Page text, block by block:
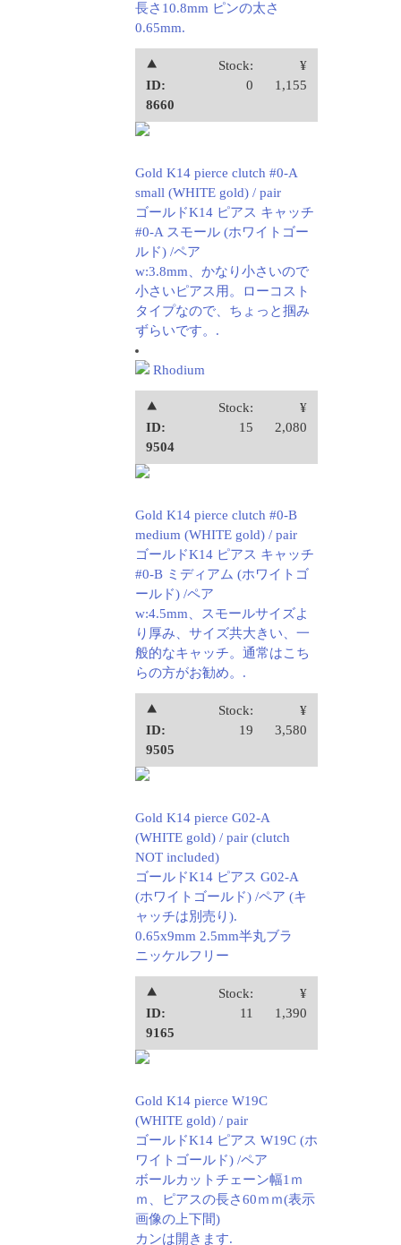
長さ10.8mm ピンの太さ
0.65mm.
⯅
ID:
8660
Stock:
0
¥
1,155
Gold K14 pierce clutch #0-A
small (WHITE gold) / pair
ゴールドK14 ピアス キャッチ
#0-A スモール (ホワイトゴー
ルド) /ペア
w:3.8mm、かなり小さいので
小さいピアス用。ローコスト
タイプなので、ちょっと掴み
ずらいです。.
Rhodium
⯅
ID:
9504
Stock:
15
¥
2,080
Gold K14 pierce clutch #0-B
medium (WHITE gold) / pair
ゴールドK14 ピアス キャッチ
#0-B ミディアム (ホワイトゴ
ールド) /ペア
w:4.5mm、スモールサイズよ
り厚み、サイズ共大きい、一
般的なキャッチ。通常はこち
らの方がお勧め。.
⯅
ID:
9505
Stock:
19
¥
3,580
Gold K14 pierce G02-A
(WHITE gold) / pair (clutch
NOT included)
ゴールドK14 ピアス G02-A
(ホワイトゴールド) /ペア (キ
ャッチは別売り).
0.65x9mm 2.5mm半丸ブラ
ニッケルフリー
⯅
ID:
9165
Stock:
11
¥
1,390
Gold K14 pierce W19C
(WHITE gold) / pair
ゴールドK14 ピアス W19C (ホ
ワイトゴールド) /ペア
ボールカットチェーン幅1ｍ
ｍ、ピアスの長さ60ｍｍ(表示
画像の上下間)
カンは開きます.